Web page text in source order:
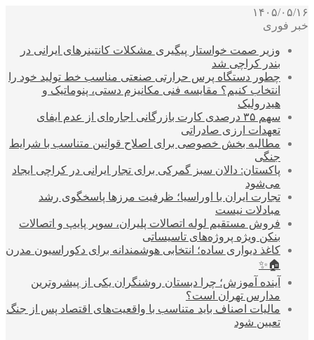
۱۴۰۵/۰۵/۱۶
خبر فوری
وزیر صمت خواستار پیگیری مشکلات کانتینرهای ایرانی در
بندر کراچی شد
چطور دستگاه پرس حرارتی صنعتی مناسب خط تولید خود را
انتخاب کنیم؟ مقایسه فنی مکانیزم دستی، پنوماتیک و
هیدرولیک
سهم ۳۵ درصدی کارت بازرگانی اجاره‌ای از عدم ایفای
تعهدات ارزی صادراتی
مطالبه بخش خصوصی برای اصلاح قوانین متناسب با شرایط
جنگی
پاکستان: دالان سبز گمرکی برای تجار ایرانی در کراچی ایجاد
می‌شود
تجارت ایران با اوراسیا؛ ظرفیت مرزها پاسخگوی رشد
مبادلات نیست
فروش مستقیم لوله اتصالات پلیران، سوپر پایپ و اتصالات
بنکن ویژه پروژه‌های تاسیساتی
کاغذ دیواری ساده؛ انتخابی هوشمندانه برای دکوراسیون مدرن
🏠✨
آینده آموزش؛ چرا دبستان روشنگران یکی از پیشروترین
مدارس تهران است؟
مالیات اصناف باید متناسب با واقعیت‌های اقتصاد پس از جنگ
تعیین شود